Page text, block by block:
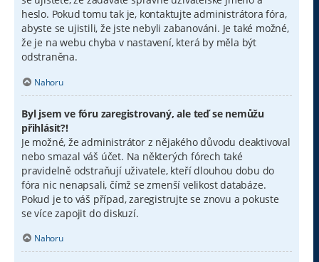
heslo. Pokud tomu tak je, kontaktujte administrátora fóra,
abyste se ujistili, že jste nebyli zabanováni. Je také možné,
že je na webu chyba v nastavení, která by měla být
odstraněna.
Nahoru
Byl jsem ve fóru zaregistrovaný, ale teď se nemůžu
přihlásit?!
Je možné, že administrátor z nějakého důvodu deaktivoval
nebo smazal váš účet. Na některých fórech také
pravidelně odstraňují uživatele, kteří dlouhou dobu do
fóra nic nenapsali, čímž se zmenší velikost databáze.
Pokud je to váš případ, zaregistrujte se znovu a pokuste
se více zapojit do diskuzí.
Nahoru